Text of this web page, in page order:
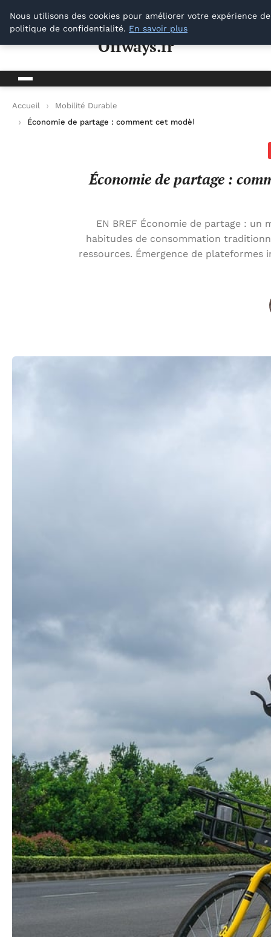
Offways.fr
Offways.fr
Accueil
Mobilité Durable
Économie de partage : comment cet modèle transforme notre
Économie de partage :
EN BREF Économie de partage : un
habitudes de consommation
ressources. Émergence de
Nous utilisons des cookies pour améliorer votre expérience
politique de confidentialité. En savoir plus